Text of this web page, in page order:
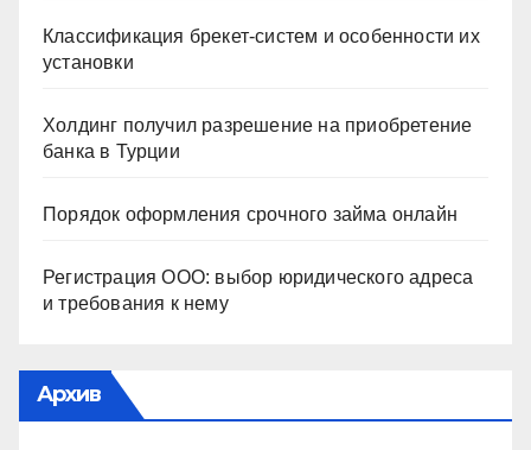
Классификация брекет-систем и особенности их
установки
Холдинг получил разрешение на приобретение
банка в Турции
Порядок оформления срочного займа онлайн
Регистрация ООО: выбор юридического адреса
и требования к нему
Архив